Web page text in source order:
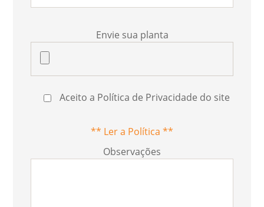
Envie sua planta
Aceito a Política de Privacidade do site
** Ler a Política **
Observações